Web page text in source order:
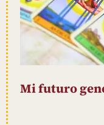
Mi futuro